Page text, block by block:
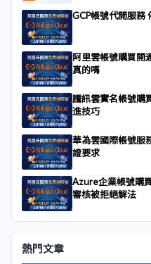
GCP帳號代開服務
阿里雲帳號購買開
真的嗎
騰訊雲實名帳號購
進技巧
華為雲國際帳號服
證要求
Azure企業帳號購
審核被拒絕解法
熱門文章